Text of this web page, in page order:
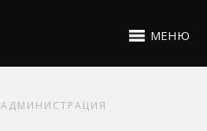
МЕНЮ
АДМИНИСТРАЦИЯ